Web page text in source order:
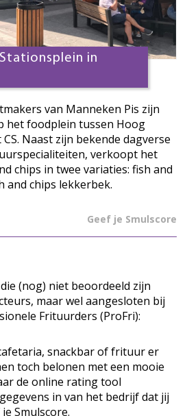
in
van Manneken Pis zijn
het foodplein tussen Hoog
Naast zijn bekende dagverse
verkoopt het
chips in twee variaties: fish and
and chips lekkerbek.
Geef je Smulscore
(nog) niet beoordeeld zijn
maar wel aangesloten bij
Frituurders (ProFri):
snackbar of frituur er
toch belonen met een mooie
de online rating tool
in van het bedrijf dat jij
Smulscore.